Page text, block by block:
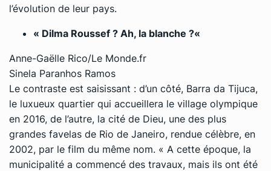
l’évolution de leur pays.
« Dilma Roussef ? Ah, la blanche ?«
Anne-Gaëlle Rico/Le Monde.fr
Sinela Paranhos Ramos
Le contraste est saisissant : d’un côté, Barra da Tijuca,
le luxueux quartier qui accueillera le village olympique
en 2016, de l’autre, la cité de Dieu, une des plus
grandes favelas de Rio de Janeiro, rendue célèbre, en
2002, par le film du même nom. « A cette époque, la
municipalité a commencé des travaux, mais ils ont été